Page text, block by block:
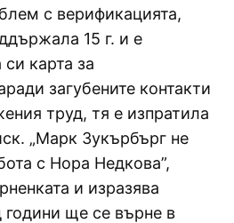
с верификацията,
15 г. и е
карта за
загубените контакти
труд, тя е изпратила
„Марк Зукърбърг не
с Нора Недкова”,
и изразява
години ще се върне в